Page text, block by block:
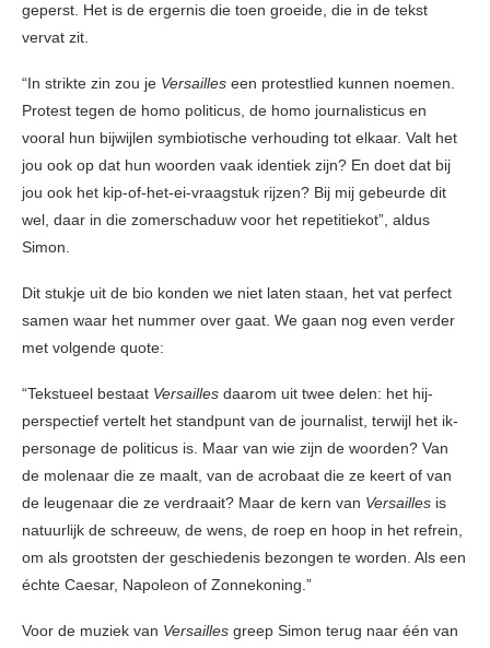
geperst. Het is de ergernis die toen groeide, die in de tekst
vervat zit.
“In strikte zin zou je Versailles een protestlied kunnen noemen.
Protest tegen de homo politicus, de homo journalisticus en
vooral hun bijwijlen symbiotische verhouding tot elkaar. Valt het
jou ook op dat hun woorden vaak identiek zijn? En doet dat bij
jou ook het kip-of-het-ei-vraagstuk rijzen? Bij mij gebeurde dit
wel, daar in die zomerschaduw voor het repetitiekot”, aldus
Simon.
Dit stukje uit de bio konden we niet laten staan, het vat perfect
samen waar het nummer over gaat. We gaan nog even verder
met volgende quote:
“Tekstueel bestaat Versailles daarom uit twee delen: het hij-
perspectief vertelt het standpunt van de journalist, terwijl het ik-
personage de politicus is. Maar van wie zijn de woorden? Van
de molenaar die ze maalt, van de acrobaat die ze keert of van
de leugenaar die ze verdraait? Maar de kern van Versailles is
natuurlijk de schreeuw, de wens, de roep en hoop in het refrein,
om als grootsten der geschiedenis bezongen te worden. Als een
échte Caesar, Napoleon of Zonnekoning.”
Voor de muziek van Versailles greep Simon terug naar één van